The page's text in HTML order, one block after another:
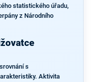
statistického úřadu,
z Národního
s
Aktivita